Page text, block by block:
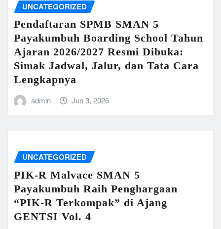
UNCATEGORIZED
Pendaftaran SPMB SMAN 5
Payakumbuh Boarding School Tahun
Ajaran 2026/2027 Resmi Dibuka:
Simak Jadwal, Jalur, dan Tata Cara
Lengkapnya
admin Jun 3, 2026
UNCATEGORIZED
PIK-R Malvace SMAN 5
Payakumbuh Raih Penghargaan
“PIK-R Terkompak” di Ajang
GENTSI Vol. 4